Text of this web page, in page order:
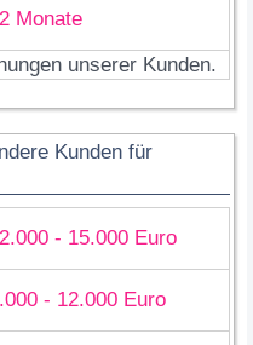
Monate
unserer Kunden.
Kunden für
- 15.000 Euro
- 12.000 Euro